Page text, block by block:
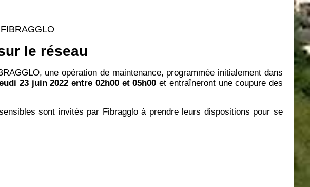
le réseau
une opération de maintenance, programmée initialement dans
23 juin 2022 entre 02h00 et 05h00 et entraîneront une coupure des
sont invités par Fibragglo à prendre leurs dispositions pour se